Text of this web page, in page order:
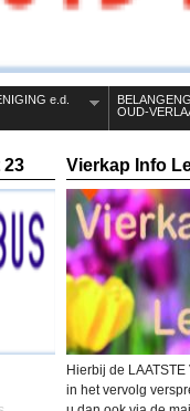
e.d.
OUD-
23 Vierkap Info
Hierbij de
in het vervolg